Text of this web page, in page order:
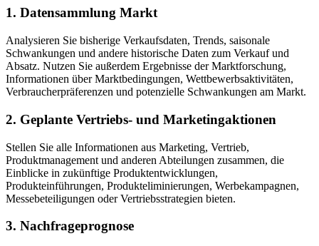
1. Datensammlung Markt
Analysieren Sie bisherige Verkaufsdaten, Trends, saisonale
Schwankungen und andere historische Daten zum Verkauf und
Absatz. Nutzen Sie außerdem Ergebnisse der Marktforschung,
Informationen über Marktbedingungen, Wettbewerbsaktivitäten,
Verbraucherpräferenzen und potenzielle Schwankungen am Markt.
2. Geplante Vertriebs- und Marketingaktionen
Stellen Sie alle Informationen aus Marketing, Vertrieb,
Produktmanagement und anderen Abteilungen zusammen, die
Einblicke in zukünftige Produktentwicklungen,
Produkteinführungen, Produkteliminierungen, Werbekampagnen,
Messebeteiligungen oder Vertriebsstrategien bieten.
3. Nachfrageprognose